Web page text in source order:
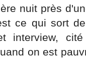
nuit près
ce qui sort
interview,
on est